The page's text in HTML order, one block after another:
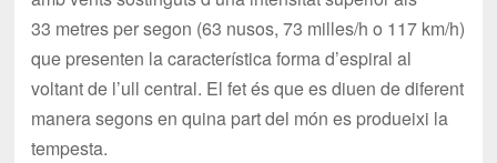
33 metres per segon (63 nusos, 73 milles/h o 117 km/h)
que presenten la característica forma d’espiral al
voltant de l’ull central. El fet és que es diuen de diferent
manera segons en quina part del món es produeixi la
tempesta.